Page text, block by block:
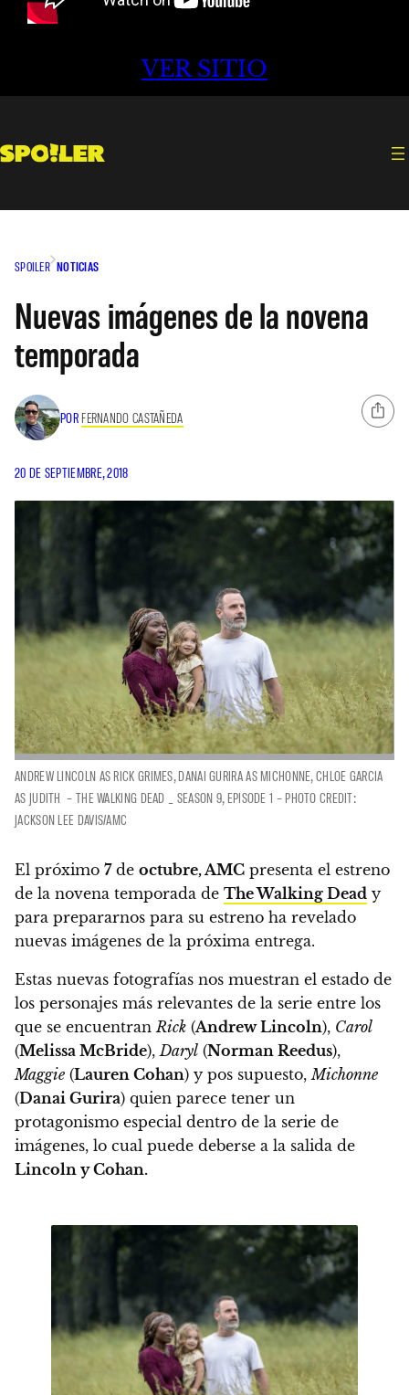
VER SITIO
SPOILER NOTICIAS
Nuevas imágenes de la novena
temporada
POR FERNANDO CASTAÑEDA
20 DE SEPTIEMBRE, 2018
ANDREW LINCOLN AS RICK GRIMES, DANAI GURIRA AS MICHONNE, CHLOE GARCIA
AS JUDITH – THE WALKING DEAD _ SEASON 9, EPISODE 1 – PHOTO CREDIT:
JACKSON LEE DAVIS/AMC
El próximo 7de octubre, AMC presenta el estreno
de la novena temporada de The Walking Dead y
para prepararnos para su estreno ha revelado
nuevas imágenes de la próxima entrega.
Estas nuevas fotografías nos muestran el estado de
los personajes más relevantes de la serie entre los
que se encuentran Rick (Andrew Lincoln), Carol
(Melissa McBride), Daryl (Norman Reedus),
Maggie (Lauren Cohan) y pos supuesto, Michonne
(Danai Gurira) quien parece tener un
protagonismo especial dentro de la serie de
imágenes, lo cual puede deberse a la salida de
Lincoln y Cohan.